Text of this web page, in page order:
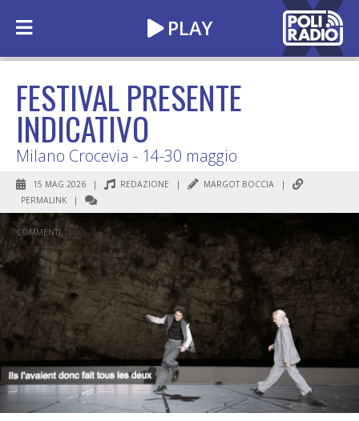
FESTIVAL PRESENTE
INDICATIVO
Milano Crocevia - 14-30 maggio
15 MAG 2026 | REDAZIONE | MARGOT BOCCIA
|
PERMALINK
|
COMMENTI